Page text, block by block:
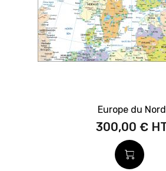
Europe du Nord
300,00 €